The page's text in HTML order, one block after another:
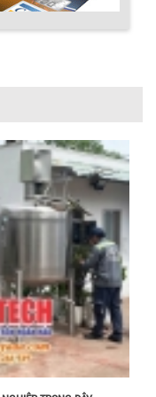
hàng
do doanh nghiệp nên
soát nhiệt tốt, tiết kiệm
GIÁ MÁY KHUẤY SƠN
GIẢM SỐC
Giá máy khuấy sơn
giảm sốc lên đến 20%.
phí, nhận ngay máy
SẢN XUẤT VỚI MÁY TRỘN
HIỆN ĐẠI
máy trộn sơn công
doanh nghiệp tiết kiệm
công và chi phí vận
QUAN TRỌNG KHI LỰA